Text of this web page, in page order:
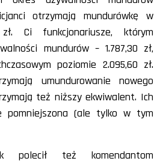
otrzymają mundurówkę w
Ci funkcjonariusze, którym
mundurów – 1.787,30 zł,
poziomie 2.095,60 zł.
umundurowanie nowego
też niższy ekwiwalent. Ich
pomniejszona (ale tylko w tym
polecił też komendantom